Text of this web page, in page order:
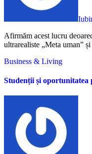
Afirmăm acest lucru deoarece pentru crearea personajelor digitale
ultrarealiste „Meta uman”
Business & Living
Studenții și oportunitatea